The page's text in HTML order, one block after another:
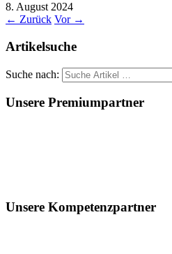
8. August 2024
← Zurück Vor →
Artikelsuche
Suche nach:
Unsere Premiumpartner
Unsere Kompetenzpartner